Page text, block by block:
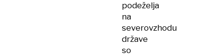
podeželja
na
severovzhodu
države
so